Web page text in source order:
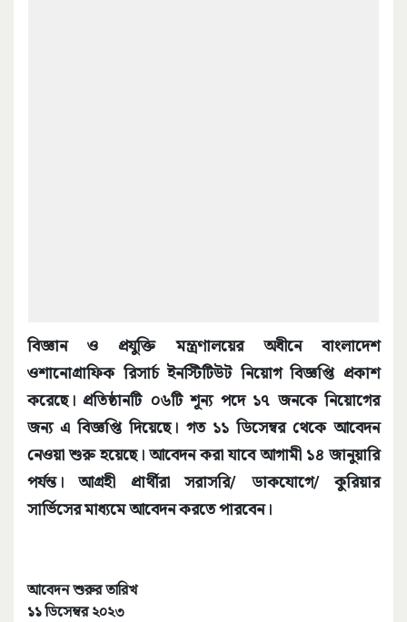
বিজ্ঞান ও প্রযুক্তি মন্ত্রণালয়ের অধীনে বাংলাদেশ
ওশানোগ্রাফিক রিসার্চ ইনস্টিটিউট নিয়োগ বিজ্ঞপ্তি প্রকাশ
করেছে। প্রতিষ্ঠানটি ০৬টি শূন্য পদে ১৭ জনকে নিয়োগের
জন্য এ বিজ্ঞপ্তি দিয়েছে। গত ১১ ডিসেম্বর থেকে আবেদন
নেওয়া শুরু হয়েছে। আবেদন করা যাবে আগামী ১৪ জানুয়ারি
পর্যন্ত। আগ্রহী প্রার্থীরা সরাসরি/ ডাকযোগে/ কুরিয়ার
সার্ভিসের মাধ্যমে আবেদন করতে পারবেন।
আবেদন শুরুর তারিখ
১১ ডিসেম্বর ২০২৩